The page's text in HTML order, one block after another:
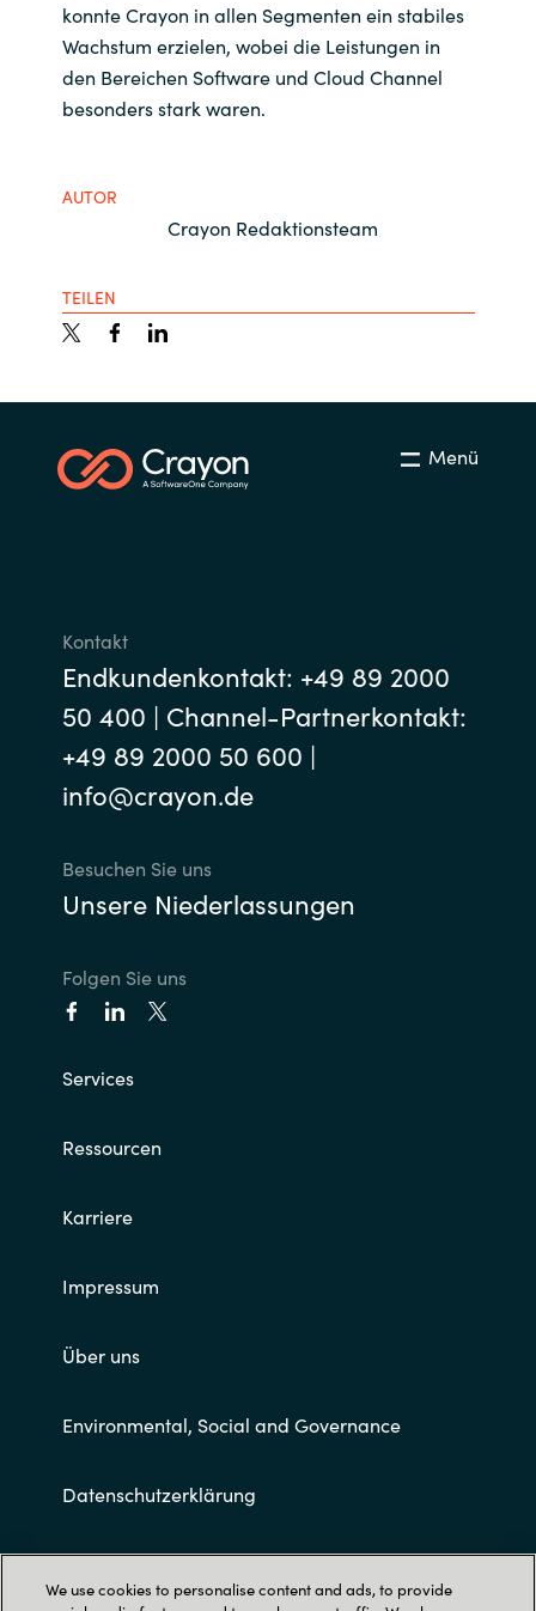
konnte Crayon in allen Segmenten ein stabiles
Wachstum erzielen, wobei die Leistungen in
den Bereichen Software und Cloud Channel
besonders stark waren.
AUTOR
Crayon Redaktionsteam
TEILEN
Menü
Kontakt
Endkundenkontakt: +49 89 2000
50 400 | Channel-Partnerkontakt:
+49 89 2000 50 600 |
info@crayon.de
Besuchen Sie uns
Unsere Niederlassungen
Folgen Sie uns
Services
Ressourcen
Karriere
Impressum
Über uns
Environmental, Social and Governance
Datenschutzerklärung
Allgemeine Geschäftsbedingungen
We use cookies to personalise content and ads, to provide